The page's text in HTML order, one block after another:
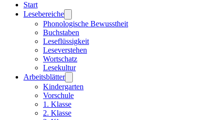
Start
Lesebereiche
Phonologische Bewusstheit
Buchstaben
Leseflüssigkeit
Leseverstehen
Wortschatz
Lesekultur
Arbeitsblätter
Kindergarten
Vorschule
1. Klasse
2. Klasse